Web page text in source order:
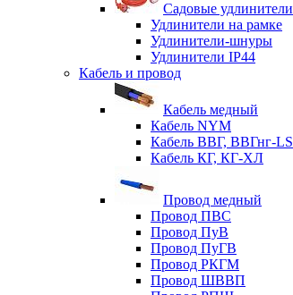
Садовые удлинители
Удлинители на рамке
Удлинители-шнуры
Удлинители IP44
Кабель и провод
Кабель медный
Кабель NYM
Кабель ВВГ, ВВГнг-LS
Кабель КГ, КГ-ХЛ
Провод медный
Провод ПВС
Провод ПуВ
Провод ПуГВ
Провод РКГМ
Провод ШВВП